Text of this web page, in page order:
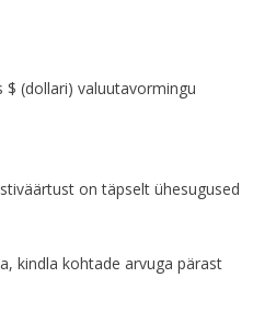
$ (dollari) valuutavormingu
on täpselt ühesugused
kindla kohtade arvuga pärast